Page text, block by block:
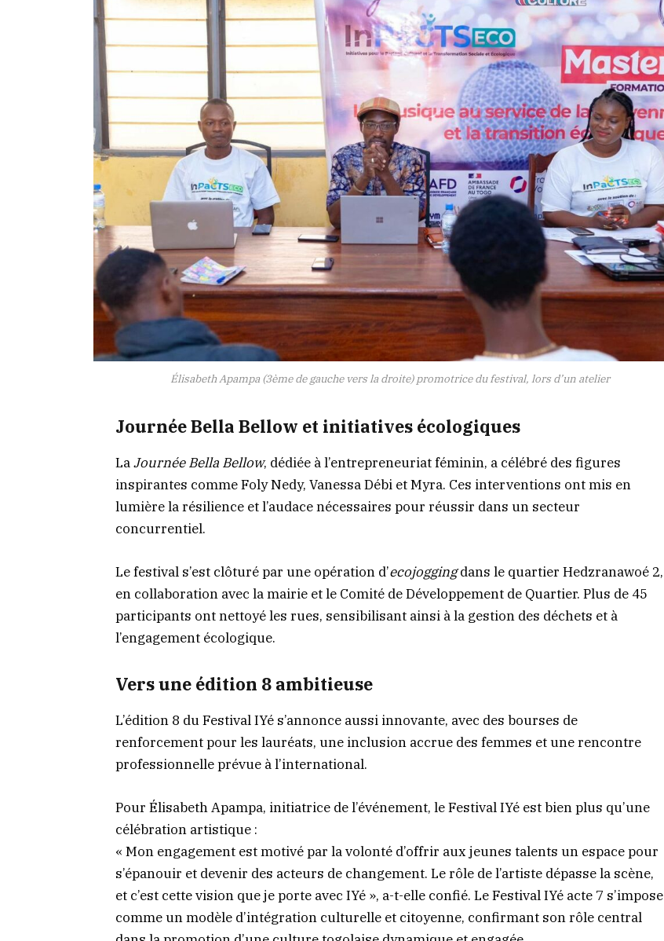
Élisabeth Apampa (3ème de gauche vers la droite) promotrice du festival, lors d’un atelier
Journée Bella Bellow et initiatives écologiques
LaJournée Bella Bellow, dédiée à l’entrepreneuriat féminin, a célébré des figures
inspirantes comme Foly Nedy, Vanessa Débi et Myra. Ces interventions ont mis en
lumière la résilience et l’audace nécessaires pour réussir dans un secteur
concurrentiel.
Le festival s’est clôturé par une opération d’ecojoggingdans le quartier Hedzranawoé 2,
en collaboration avec la mairie et le Comité de Développement de Quartier. Plus de 45
participants ont nettoyé les rues, sensibilisant ainsi à la gestion des déchets et à
l’engagement écologique.
Vers une édition 8 ambitieuse
L’édition 8 du Festival IYé s’annonce aussi innovante, avec des bourses de
renforcement pour les lauréats, une inclusion accrue des femmes et une rencontre
professionnelle prévue à l’international.
Pour Élisabeth Apampa, initiatrice de l’événement, le Festival IYé est bien plus qu’une
célébration artistique :
« Mon engagement est motivé par la volonté d’offrir aux jeunes talents un espace pour
s’épanouir et devenir des acteurs de changement. Le rôle de l’artiste dépasse la scène,
et c’est cette vision que je porte avec IYé », a-t-elle confié. Le Festival IYé acte 7 s’impose
comme un modèle d’intégration culturelle et citoyenne, confirmant son rôle central